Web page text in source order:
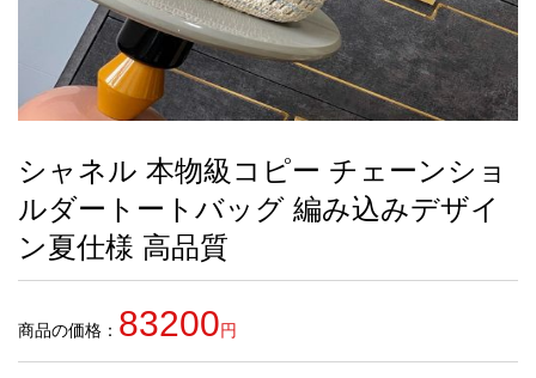
お
す
す
め
商
シャネル 本物級コピー チェーンショ
ルダートートバッグ 編み込みデザイ
ン夏仕様 高品質
商品の価格： 83200円